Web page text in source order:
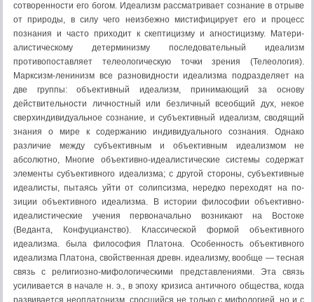
сотворенности его богом. Идеализм рассматривает созна­ние в отрыве
от природы, в силу чего неизбежно мистифицирует его и про­цесс
познания и часто приходит к скептицизму и агностицизму. Матери­
алистическому детерминизму последо­вательный идеализм
противопоставляет телео­логическую точки зрения (Телеология).
Марксизм-ле­нинизм все разновидности идеализма подразделяет на
две группы: объективный идеализм, принимающий за основу
действительности личностный или без­личный всеобщий дух, некое
сверхин­дивидуальное сознание, и субъектив­ный идеализм, сводящий
знания о мире к содержанию индивидуального сознания. Однако
различие между субъективным и объективным идеализмом не
абсолютно, Многие объективно-идеалисти­ческие системы содержат
элементы субъективного идеализма; с другой стороны, субъ­ективные
идеалисты, пытаясь уйти от солипсизма, нередко переходят на по­
зиции объективного идеализма. В истории фи­лософии объективно-
идеалистические учения первоначально возникают на Востоке
(Веданта, Конфуцианство). Классической формой объективного
идеализма. была философия Платона. Особенность объективного
идеализма Платона, свойствен­ная древн. идеализму, вообще — тесная
связь с религиозно-мифологическими пред­ставлениями. Эта связь
усиливает­ся в начале н. э., в эпоху кризиса античного общества, когда
развивается неоплатонизм, сросшийся не только с мифологией, но и с